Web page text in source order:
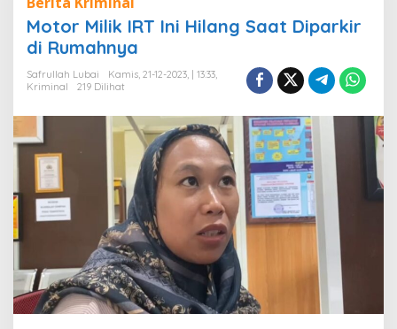
o
r
i
k
I
R
T
n
H
i
l
a
n
g
Motor Milik IRT Ini Hilang Saat Diparkir
di Rumahnya
Safrullah Lubai
Kamis, 21-12-2023, | 13:33,
Kriminal
219 Dilihat